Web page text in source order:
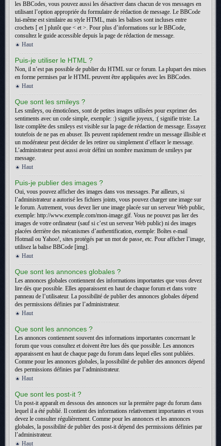
les BBCodes, vous pouvez aussi les désactiver dans chacun de vos messages en
utilisant l’option appropriée du formulaire de rédaction de message. Le BBCode
lui-même est similaire au style HTML, mais les balises sont incluses entre
crochets [ et ] plutôt que < et >. Pour plus d’informations sur le BBCode,
consultez le guide accessible depuis la page de rédaction de message.
Haut
Puis-je utiliser le HTML ?
Non, il n’est pas possible de publier du HTML sur ce forum. La plupart des mises
en forme permises par le HTML peuvent être appliquées avec les BBCodes.
Haut
Que sont les smileys ?
Les smileys, ou émoticônes, sont de petites images utilisées pour exprimer des
sentiments avec un code simple, exemple: :) signifie joyeux, :( signifie triste. La
liste complète des smileys est visible sur la page de rédaction de message. Essayez
toutefois de ne pas en abuser. Ils peuvent rapidement rendre un message illisible et
un modérateur peut décider de les retirer ou simplement d’effacer le message.
L’administrateur peut aussi avoir défini un nombre maximum de smileys par
message.
Haut
Puis-je publier des images ?
Oui, vous pouvez afficher des images dans vos messages. Par ailleurs, si
l’administrateur a autorisé les fichiers joints, vous pouvez charger une image sur
le forum. Autrement, vous devez lier une image placée sur un serveur Web public,
exemple: http://www.exemple.com/mon-image.gif. Vous ne pouvez pas lier des
images de votre ordinateur (sauf si c’est un serveur Web public) ni des images
placées derrière des mécanismes d’authentification, exemple: Boîtes e-mail
Hotmail ou Yahoo!, sites protégés par un mot de passe, etc. Pour afficher l’image,
utilisez la balise BBCode [img].
Haut
Que sont les annonces globales ?
Les annonces globales contiennent des informations importantes que vous devez
lire dès que possible. Elles apparaissent en haut de chaque forum et dans votre
panneau de l’utilisateur. La possibilité de publier des annonces globales dépend
des permissions définies par l’administrateur.
Haut
Que sont les annonces ?
Les annonces contiennent souvent des informations importantes concernant le
forum que vous consultez et doivent être lues dès que possible. Les annonces
apparaissent en haut de chaque page du forum dans lequel elles sont publiées.
Comme pour les annonces globales, la possibilité de publier des annonces dépend
des permissions définies par l’administrateur.
Haut
Que sont les post-it ?
Un post-it apparaît en dessous des annonces sur la première page du forum dans
lequel il a été publié. Il contient des informations relativement importantes et vous
devez le consulter régulièrement. Comme pour les annonces et les annonces
globales, la possibilité de publier des post-it dépend des permissions définies par
l’administrateur.
Haut